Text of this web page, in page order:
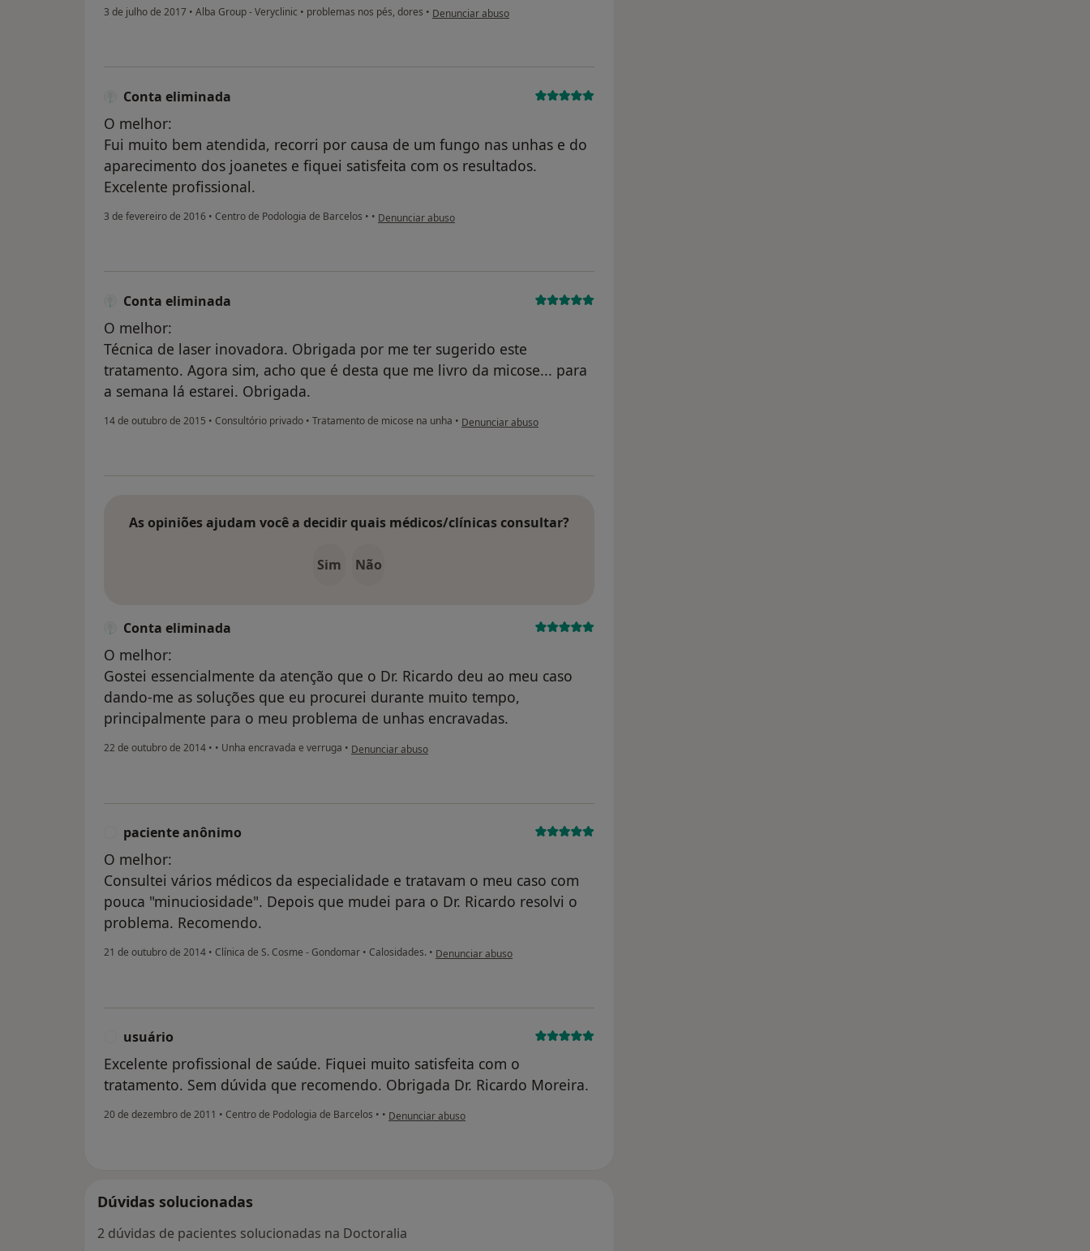
3 de julho de 2017 • Alba Group - Veryclinic • problemas nos pés, dores • na opinião do utilizador Conta eliminada
Denunciar abuso
Conta eliminada
O melhor:
Fui muito bem atendida, recorri por causa de um fungo nas unhas e do
aparecimento dos joanetes e fiquei satisfeita com os resultados.
Excelente profissional.
3 de fevereiro de 2016 • Centro de Podologia de Barcelos • • na opinião do utilizador Conta eliminada
Denunciar abuso
Conta eliminada
O melhor:
Técnica de laser inovadora. Obrigada por me ter sugerido este
tratamento. Agora sim, acho que é desta que me livro da micose... para
a semana lá estarei. Obrigada.
14 de outubro de 2015 • Consultório privado • Tratamento de micose na unha • na opinião do utilizador Conta eliminada
Denunciar abuso
As opiniões ajudam você a decidir quais médicos/clínicas consultar?
Sim Não
Conta eliminada
O melhor:
Gostei essencialmente da atenção que o Dr. Ricardo deu ao meu caso
dando-me as soluções que eu procurei durante muito tempo,
principalmente para o meu problema de unhas encravadas.
22 de outubro de 2014 • • Unha encravada e verruga • na opinião do utilizador Conta eliminada
Denunciar abuso
paciente anônimo
O melhor:
Consultei vários médicos da especialidade e tratavam o meu caso com
pouca "minuciosidade". Depois que mudei para o Dr. Ricardo resolvi o
problema. Recomendo.
21 de outubro de 2014 • Clínica de S. Cosme - Gondomar • Calosidades. • na opinião do utilizador paciente anônimo
Denunciar abuso
usuário
Excelente profissional de saúde. Fiquei muito satisfeita com o
tratamento. Sem dúvida que recomendo. Obrigada Dr. Ricardo Moreira.
20 de dezembro de 2011 • Centro de Podologia de Barcelos • • na opinião do utilizador usuário
Denunciar abuso
Dúvidas solucionadas
2 dúvidas de pacientes solucionadas na Doctoralia